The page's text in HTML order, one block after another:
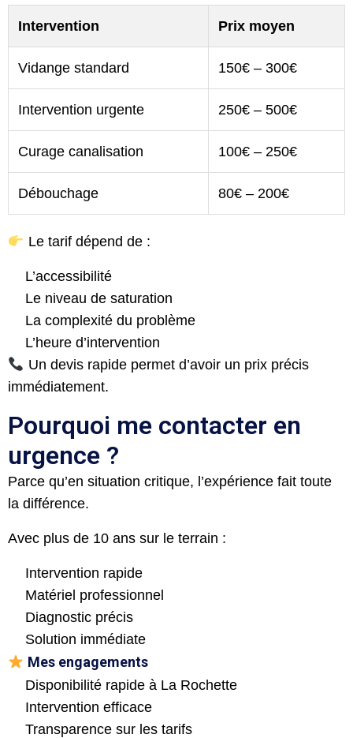
Intervention Prix moyen
Vidange standard 150€ – 300€
Intervention urgente 250€ – 500€
Curage canalisation 100€ – 250€
Débouchage 80€ – 200€
Le tarif dépend de :
L’accessibilité
Le niveau de saturation
La complexité du problème
L’heure d’intervention
Un devis rapide permet d’avoir un prix précis
immédiatement.
Pourquoi me contacter en
urgence ?
Parce qu’en situation critique, l’expérience fait toute
la différence.
Avec plus de 10 ans sur le terrain :
Intervention rapide
Matériel professionnel
Diagnostic précis
Solution immédiate
Mes engagements
Disponibilité rapide à La Rochette
Intervention efficace
Transparence sur les tarifs